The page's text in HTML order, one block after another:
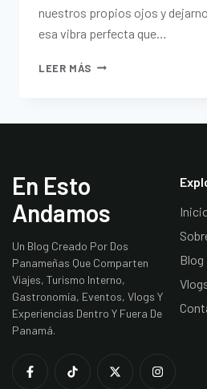
nuestros propios ojos y
esa vibra perfecta que…
LEER MÁS
En Esto
Andamos
Un Blog Creado Por Dos
Panameñas Que Comparten
Viajes, Turismo Interno,
Gastronomía, Eventos, Vlogs Y
Experiencias Dentro Y Fuera De
Panamá.
Blog